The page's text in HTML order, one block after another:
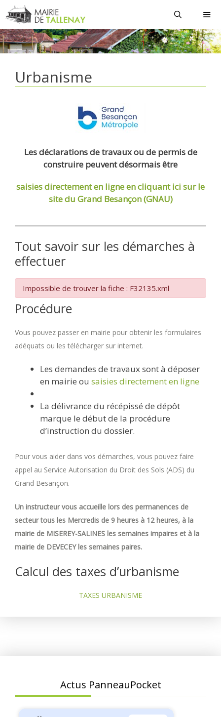
Aller
au
contenu
Urbanisme
Les déclarations de travaux ou de permis de
construire peuvent désormais être
saisies directement en ligneen cliquant ici sur le
site du Grand Besançon (GNAU)
Tout savoir sur les démarches à
effectuer
Impossible de trouver la fiche : F32135.xml
Procédure
Vous pouvez passer en mairie pour obtenir les formulaires
adéquats ou les télécharger sur internet.
Les demandes de travaux sont à déposer
en mairie ou saisies directement en ligne
La délivrance du récépissé de dépôt
marque le début de la procédure
d’instruction du dossier.
Pour vous aider dans vos démarches, vous pouvez faire
appel au Service Autorisation du Droit des Sols (ADS) du
Grand Besançon.
Un instructeur vous accueille lors des permanences de
secteur tous les Mercredis de 9 heures à 12 heures, à la
mairie de MISEREY-SALINES les semaines impaires et à la
mairie de DEVECEY les semaines paires.
Calcul des taxes d’urbanisme
TAXES URBANISME
Actus PanneauPocket